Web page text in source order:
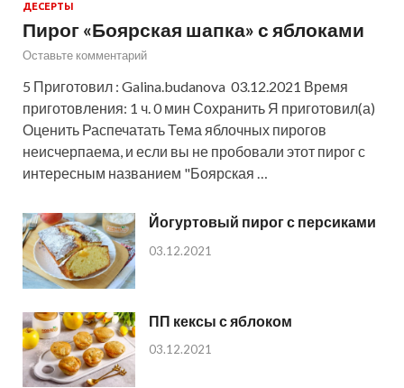
ДЕСЕРТЫ
Пирог «Боярская шапка» с яблоками
Оставьте комментарий
5 Приготовил : Galina.budanova 03.12.2021 Время
приготовления: 1 ч. 0 мин Сохранить Я приготовил(а)
Оценить Распечатать Тема яблочных пирогов
неисчерпаема, и если вы не пробовали этот пирог с
интересным названием "Боярская …
Йогуртовый пирог с персиками
03.12.2021
ПП кексы с яблоком
03.12.2021